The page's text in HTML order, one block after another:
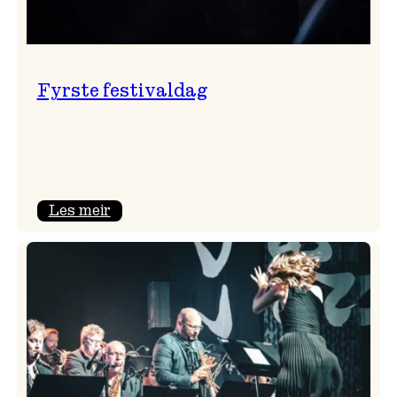
Fyrste festivaldag
Les meir: